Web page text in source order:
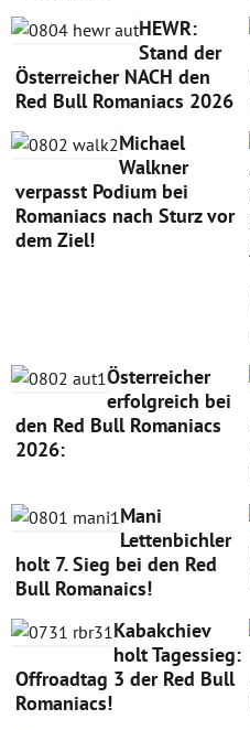
HEWR:
Stand der
Österreicher NACH den
Red Bull Romaniacs 2026
Michael
Walkner
verpasst Podium bei
Romaniacs nach Sturz vor
dem Ziel!
Österreicher
erfolgreich bei
den Red Bull Romaniacs
2026:
Mani
Lettenbichler
holt 7. Sieg bei den Red
Bull Romanaics!
Kabakchiev
holt Tagessieg:
Offroadtag 3 der Red Bull
Romaniacs!